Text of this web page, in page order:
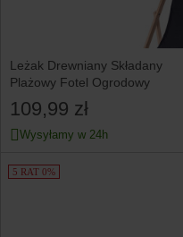
Leżak Drewniany Składany
Plażowy Fotel Ogrodowy
109,99 zł
Wysyłamy w 24h
5 RAT 0%